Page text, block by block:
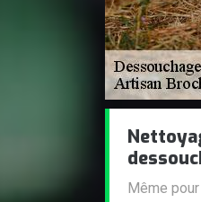
Même